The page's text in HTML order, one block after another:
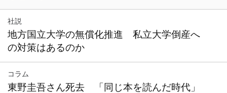
社説
地方国立大学の無償化推進 私立大学倒産へ
の対策はあるのか
コラム
東野圭吾さん死去 「同じ本を読んだ時代」